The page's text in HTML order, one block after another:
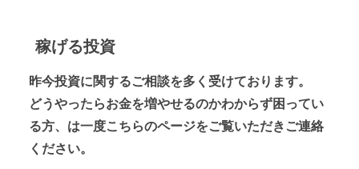
稼げる投資
昨今投資に関するご相談を多く受けております。
どうやったらお金を増やせるのかわからず困ってい
る方、は一度こちらのページをご覧いただきご連絡
ください。